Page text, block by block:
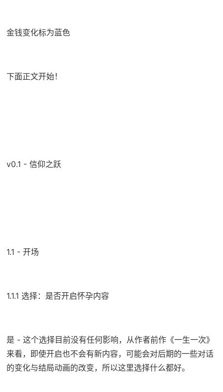
金钱变化标为蓝色
下面正文开始！
v0.1 - 信仰之跃
1.1 - 开场
1.1.1 选择：是否开启怀孕内容
是 - 这个选择目前没有任何影响，从作者前作《一生一次》
来看，即使开启也不会有新内容，可能会对后期的一些对话
的变化与结局动画的改变，所以这里选择什么都好。